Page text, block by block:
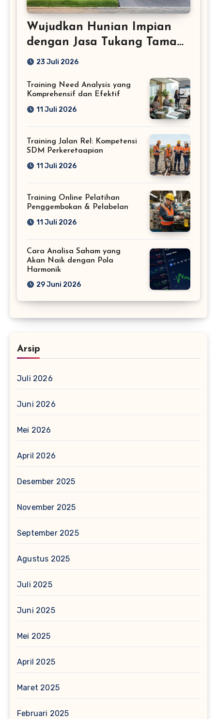
Wujudkan Hunian Impian
dengan Jasa Tukang Taman
Profesional
23 Juli 2026
Training Need Analysis yang
Komprehensif dan Efektif
11 Juli 2026
Training Jalan Rel: Kompetensi
SDM Perkeretaapian
11 Juli 2026
Training Online Pelatihan
Penggembokan & Pelabelan
11 Juli 2026
Cara Analisa Saham yang
Akan Naik dengan Pola
Harmonik
29 Juni 2026
Arsip
Juli 2026
Juni 2026
Mei 2026
April 2026
Desember 2025
November 2025
September 2025
Agustus 2025
Juli 2025
Juni 2025
Mei 2025
April 2025
Maret 2025
Februari 2025